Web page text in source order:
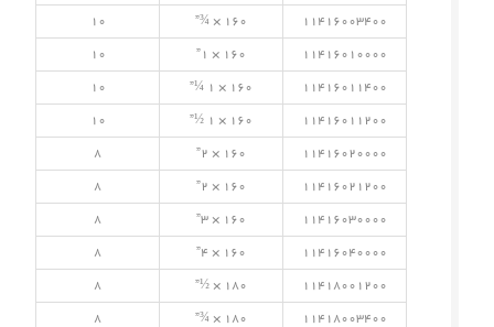
11416003400
160 × ¾”
10
11416010000
160 × 1”
10
11416011400
160 × 1 ¼”
10
11416011200
160 × 1 ½”
10
11416020000
160 × 2”
8
11416021200
160 × 2”
8
11416030000
160 × 3”
8
11416040000
160 × 4”
8
11418001200
180 × ½”
8
11418003400
180 × ¾”
8